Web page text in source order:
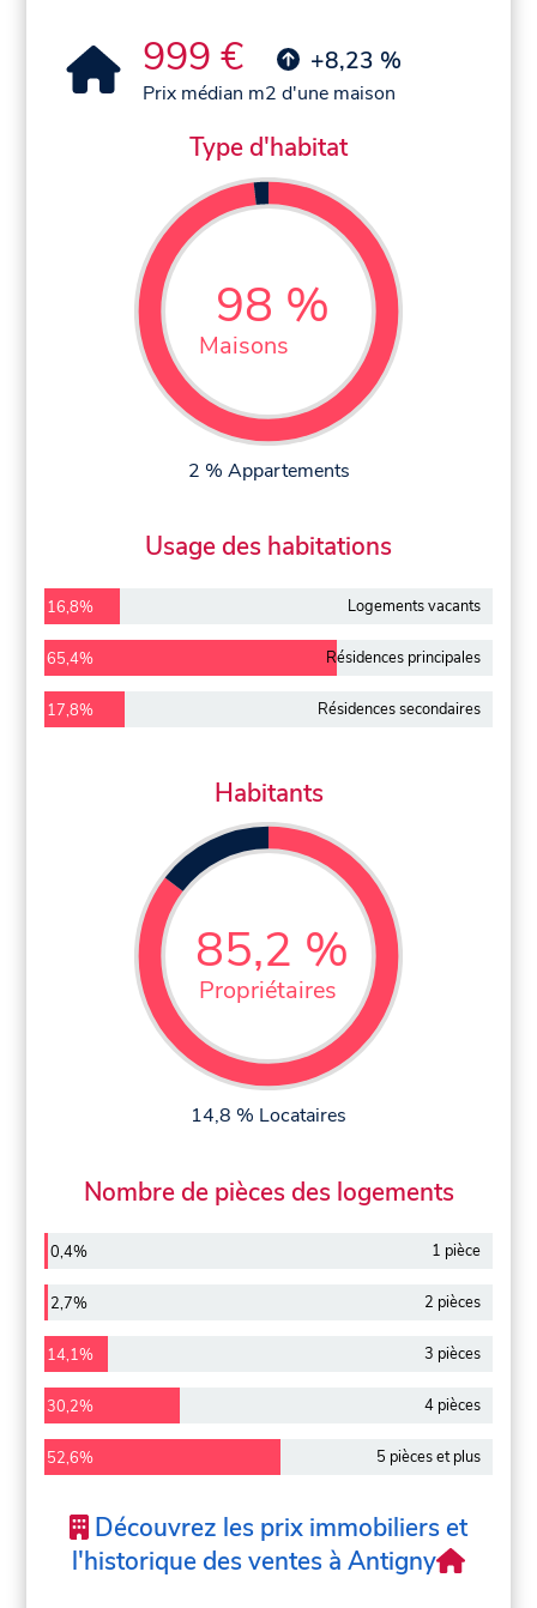
999 € +8,23 %
Prix médian m2 d'une maison
Type d'habitat
98 %
Maisons
2 % Appartements
Usage des habitations
16,8% Logements vacants
65,4% Résidences principales
17,8% Résidences secondaires
Habitants
85,2 %
Propriétaires
14,8 % Locataires
Nombre de pièces des logements
0,4% 1 pièce
2,7% 2 pièces
14,1% 3 pièces
30,2% 4 pièces
52,6% 5 pièces et plus
Découvrez les prix immobiliers et
l'historique des ventes à Antigny